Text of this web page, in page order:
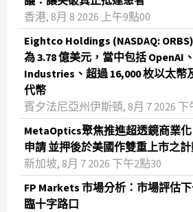
香港, 8月 8 2026 上午9點00
Eightco Holdings (NASDAQ:
為 3.78 億美元，當中包括 OpenAI
Industries、超過 16,000 枚以太幣
代幣
賓夕法尼亞州伊斯頓, 8月 7 2026 下
MetaOptics聚焦推進超透鏡商業
申請 並押後於美國作雙重上市之計
新加坡, 8月 7 2026 下午2點30
FP Markets 市場分析：市場評估
臨十字路口